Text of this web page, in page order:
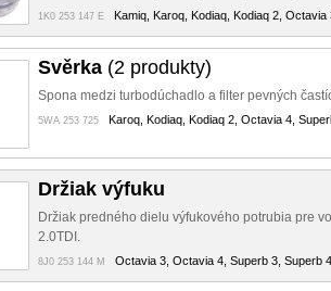
1K0 253 147 E Kamiq, Karoq, Kodiaq, Kodiaq 2,
Svěrka (2 produkty)
Spona medzi turbodúchadlo a filter pevných
5WA 253 725 Karoq, Kodiaq, Kodiaq 2, Octavia 4,
Držiak výfuku
Držiak predného dielu výfukového potrubia pre
2.0TDI.
8J0 253 144 M Octavia 3, Octavia 4, Superb 3, Superb 4